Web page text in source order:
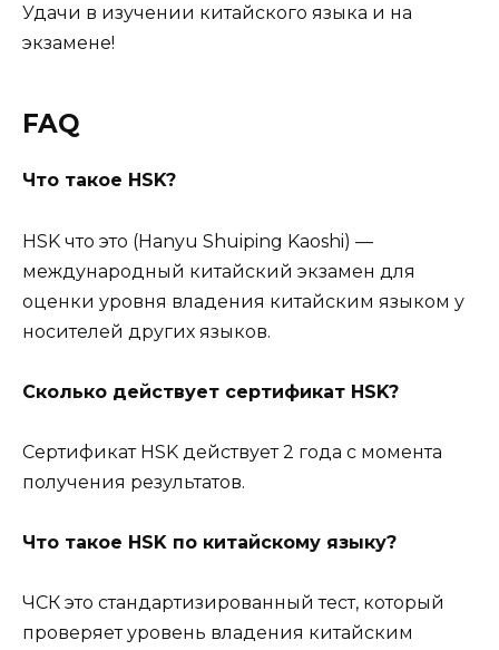
Удачи в изучении китайского языка и на
экзамене!
FAQ
Что такое HSK?
HSK что это (Hanyu Shuiping Kaoshi) —
международный китайский экзамен для
оценки уровня владения китайским языком у
носителей других языков.
Сколько действует сертификат HSK?
Сертификат HSK действует 2 года с момента
получения результатов.
Что такое HSK по китайскому языку?
ЧСК это стандартизированный тест, который
проверяет уровень владения китайским